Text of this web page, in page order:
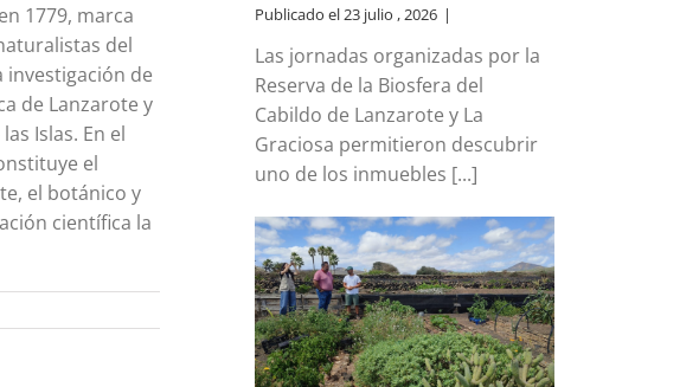
1779, marca
del
investigación de
de Lanzarote y
Islas. En el
el
el botánico y
científica la
Publicado el 23 julio , 2026 |
Las jornadas organizadas por la
Reserva de la Biosfera del
Cabildo de Lanzarote y La
Graciosa permitieron descubrir
uno de los inmuebles [...]